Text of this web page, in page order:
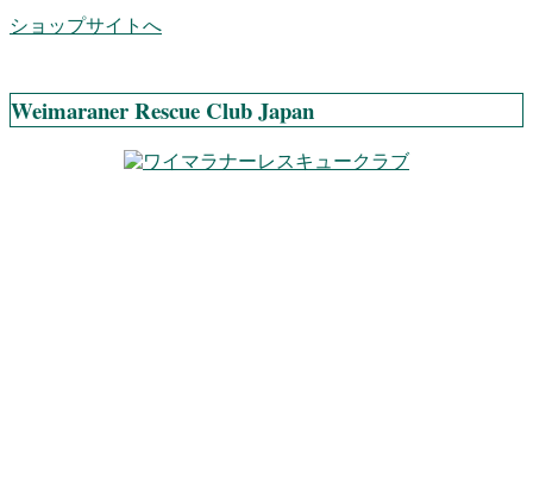
ショップサイトへ
Weimaraner Rescue Club Japan